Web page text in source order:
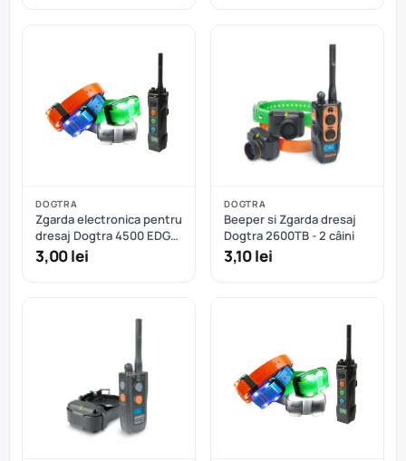
DOGTRA
Zgarda electronica pentru
dresaj Dogtra 4500 EDGE
- 2 câini
3,00 lei
DOGTRA
Beeper si Zgarda dresaj
Dogtra 2600TB - 2 câini
3,10 lei